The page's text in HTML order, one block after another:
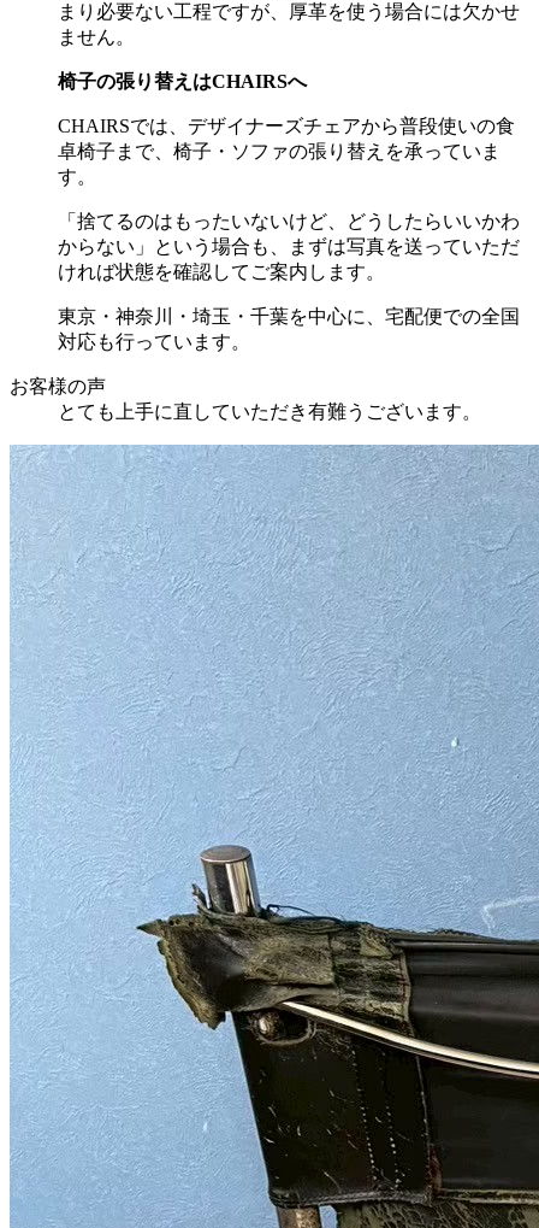
まり必要ない工程ですが、厚革を使う場合には欠かせ
ません。
椅子の張り替えはCHAIRSへ
CHAIRSでは、デザイナーズチェアから普段使いの食
卓椅子まで、椅子・ソファの張り替えを承っていま
す。
「捨てるのはもったいないけど、どうしたらいいかわ
からない」という場合も、まずは写真を送っていただ
ければ状態を確認してご案内します。
東京・神奈川・埼玉・千葉を中心に、宅配便での全国
対応も行っています。
お客様の声
とても上手に直していただき有難うございます。